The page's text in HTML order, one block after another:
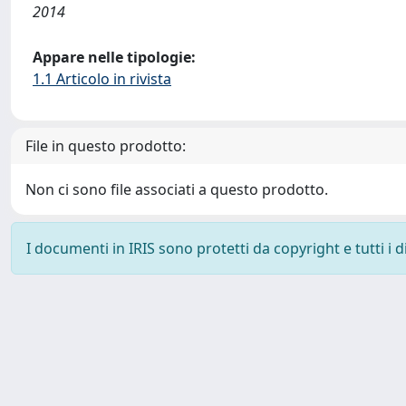
2014
Appare nelle tipologie:
1.1 Articolo in rivista
File in questo prodotto:
Non ci sono file associati a questo prodotto.
I documenti in IRIS sono protetti da copyright e tutti i